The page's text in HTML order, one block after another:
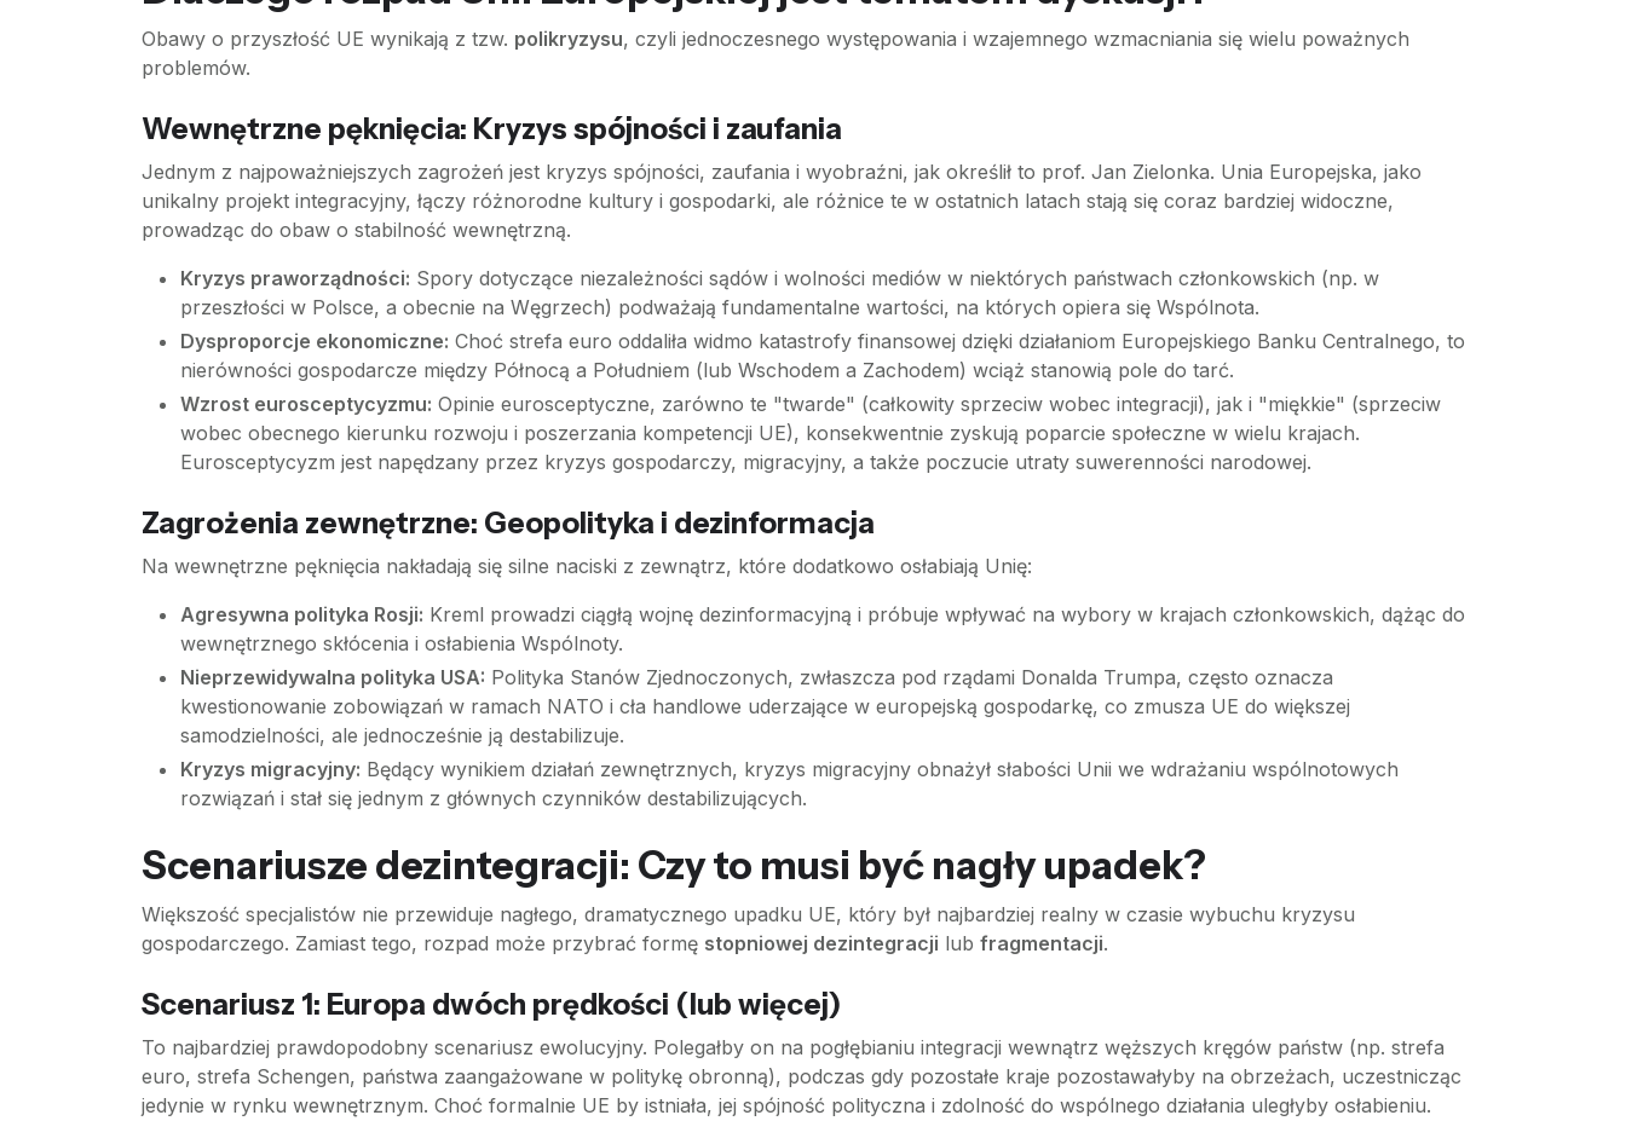
Obawy o przyszłość UE wynikają z tzw. polikryzysu, czyli jednoczesnego występowania i wzajemnego wzmacniania się wielu poważnych
problemów.
Wewnętrzne pęknięcia: Kryzys spójności i zaufania
Jednym z najpoważniejszych zagrożeń jest kryzys spójności, zaufania i wyobraźni, jak określił to prof. Jan Zielonka. Unia Europejska, jako
unikalny projekt integracyjny, łączy różnorodne kultury i gospodarki, ale różnice te w ostatnich latach stają się coraz bardziej widoczne,
prowadząc do obaw o stabilność wewnętrzną.
Kryzys praworządności: Spory dotyczące niezależności sądów i wolności mediów w niektórych państwach członkowskich (np. w
przeszłości w Polsce, a obecnie na Węgrzech) podważają fundamentalne wartości, na których opiera się Wspólnota.
Dysproporcje ekonomiczne: Choć strefa euro oddaliła widmo katastrofy finansowej dzięki działaniom Europejskiego Banku Centralnego, to
nierówności gospodarcze między Północą a Południem (lub Wschodem a Zachodem) wciąż stanowią pole do tarć.
Wzrost eurosceptycyzmu: Opinie eurosceptyczne, zarówno te "twarde" (całkowity sprzeciw wobec integracji), jak i "miękkie" (sprzeciw
wobec obecnego kierunku rozwoju i poszerzania kompetencji UE), konsekwentnie zyskują poparcie społeczne w wielu krajach.
Eurosceptycyzm jest napędzany przez kryzys gospodarczy, migracyjny, a także poczucie utraty suwerenności narodowej.
Zagrożenia zewnętrzne: Geopolityka i dezinformacja
Na wewnętrzne pęknięcia nakładają się silne naciski z zewnątrz, które dodatkowo osłabiają Unię:
Agresywna polityka Rosji: Kreml prowadzi ciągłą wojnę dezinformacyjną i próbuje wpływać na wybory w krajach członkowskich, dążąc do
wewnętrznego skłócenia i osłabienia Wspólnoty.
Nieprzewidywalna polityka USA: Polityka Stanów Zjednoczonych, zwłaszcza pod rządami Donalda Trumpa, często oznacza
kwestionowanie zobowiązań w ramach NATO i cła handlowe uderzające w europejską gospodarkę, co zmusza UE do większej
samodzielności, ale jednocześnie ją destabilizuje.
Kryzys migracyjny: Będący wynikiem działań zewnętrznych, kryzys migracyjny obnażył słabości Unii we wdrażaniu wspólnotowych
rozwiązań i stał się jednym z głównych czynników destabilizujących.
Scenariusze dezintegracji: Czy to musi być nagły upadek?
Większość specjalistów nie przewiduje nagłego, dramatycznego upadku UE, który był najbardziej realny w czasie wybuchu kryzysu
gospodarczego. Zamiast tego, rozpad może przybrać formę stopniowej dezintegracji lub fragmentacji.
Scenariusz 1: Europa dwóch prędkości (lub więcej)
To najbardziej prawdopodobny scenariusz ewolucyjny. Polegałby on na pogłębianiu integracji wewnątrz węższych kręgów państw (np. strefa
euro, strefa Schengen, państwa zaangażowane w politykę obronną), podczas gdy pozostałe kraje pozostawałyby na obrzeżach, uczestnicząc
jedynie w rynku wewnętrznym. Choć formalnie UE by istniała, jej spójność polityczna i zdolność do wspólnego działania uległyby osłabieniu.